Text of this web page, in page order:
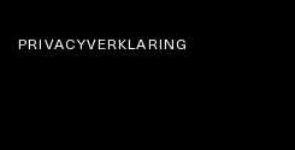
PRIVACYVERKLARING